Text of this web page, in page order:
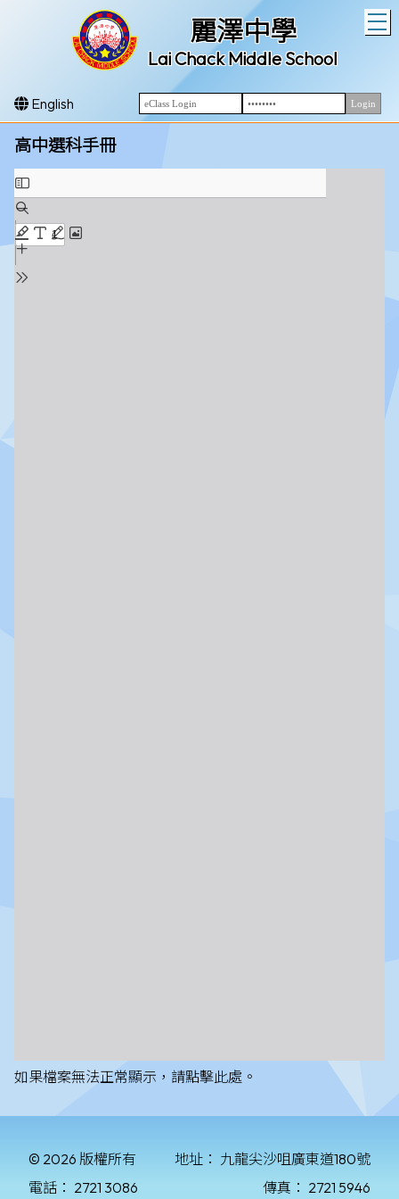
麗澤中學
Lai Chack Middle School
English
高中選科手冊
如果檔案無法正常顯示，請點擊此處。
© 2026 版權所有 地址： 九龍尖沙咀廣東道180號
電話： 2721 3086 傳真： 2721 5946